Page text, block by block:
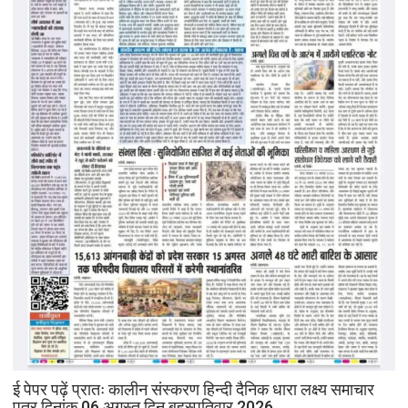
ई पेपर पढ़ें प्रातः कालीन संस्करण हिन्दी दैनिक धारा लक्ष्य समाचार